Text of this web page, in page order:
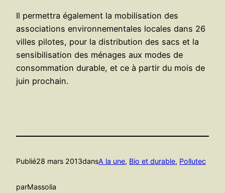
Il permettra également la mobilisation des
associations environnementales locales dans 26
villes pilotes, pour la distribution des sacs et la
sensibilisation des ménages aux modes de
consommation durable, et ce à partir du mois de
juin prochain.
Publié28 mars 2013dansA la une, Bio et durable, Pollutec
parMassolia